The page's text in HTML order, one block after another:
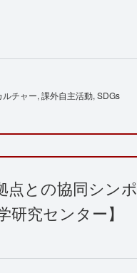
ルチャー 課外自主活動 SDGs
点との協同シンポ
究センター】